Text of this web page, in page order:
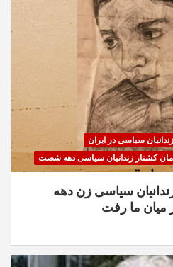
سیاسی در ایران
کشتار زندانیان سیاسی دهه شصت
سیاسی زن دهه
ما رفت